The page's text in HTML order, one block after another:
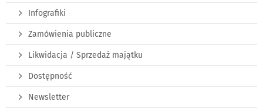
Infografiki
Zamówienia publiczne
Likwidacja / Sprzedaż majątku
Dostępność
Newsletter